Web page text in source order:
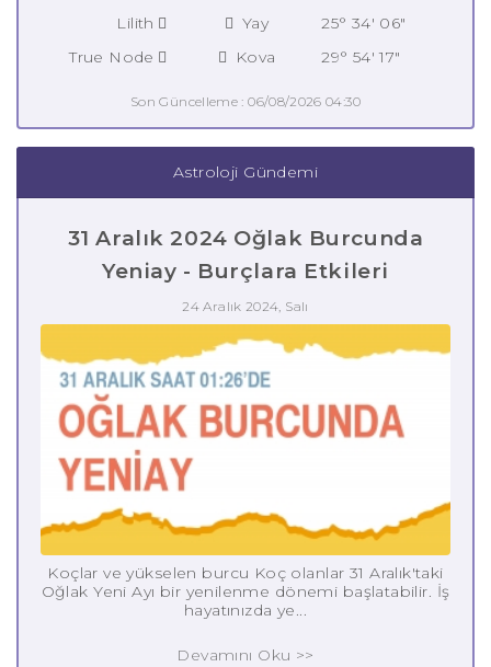
Lilith
Yay
25° 34' 06"
True Node
Kova 29° 54' 17"
Son Güncelleme : 06/08/2026 04:30
Astroloji Gündemi
31 Aralık 2024 Oğlak Burcunda
Yeniay - Burçlara Etkileri
24 Aralık 2024, Salı
Koçlar ve yükselen burcu Koç olanlar 31 Aralık'taki
Oğlak Yeni Ayı bir yenilenme dönemi başlatabilir. İş
hayatınızda ye...
Devamını Oku >>